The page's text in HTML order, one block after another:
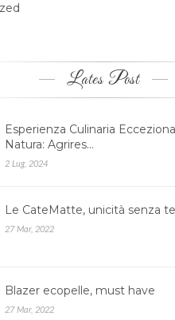
Lates Post
Esperienza Culinaria
Natura: Agrires…
2 Lug, 2024
Le CateMatte, unicità senza
27 Mar, 2022
Blazer ecopelle, must have
27 Mar, 2022